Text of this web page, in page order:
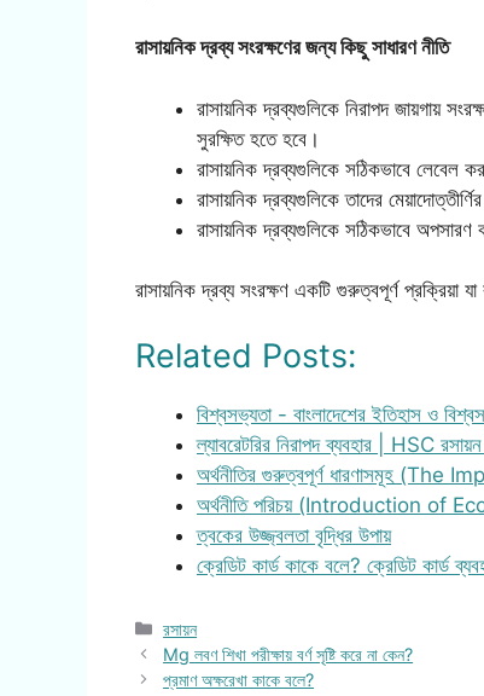
রাসায়নিক দ্রব্য সংরক্ষণের জন্য কিছু সাধারণ নীতি
রাসায়নিক দ্রব্যগুলিকে নিরাপদ জায়গায়
সুরক্ষিত হতে হবে।
রাসায়নিক দ্রব্যগুলিকে সঠিকভাবে লেবেল
রাসায়নিক দ্রব্যগুলিকে তাদের
রাসায়নিক দ্রব্যগুলিকে সঠিকভাবে অপসারণ
রাসায়নিক দ্রব্য সংরক্ষণ একটি গুরুত্বপূর্ণ প্রক্রিয়া
Related Posts:
বিশ্বসভ্যতা - বাংলাদেশের ইতিহাস ও
ল্যাবরেটরির নিরাপদ ব্যবহার | HSC
অর্থনীতির গুরুত্বপূর্ণ ধারণাসমূহ (The
অর্থনীতি পরিচয় (Introduction of
ত্বকের উজ্জ্বলতা বৃদ্ধির উপায়
ক্রেডিট কার্ড কাকে বলে? ক্রেডিট কার্ড
Categories
রসায়ন
Mg লবণ শিখা পরীক্ষায় বর্ণ সৃষ্টি করে না কেন?
প্রমাণ অক্ষরেখা কাকে বলে?